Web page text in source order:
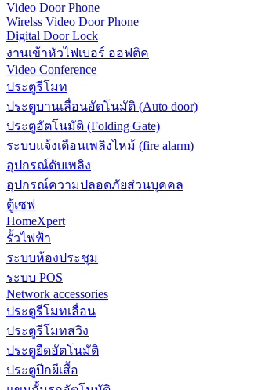
Video Door Phone
Wirelss Video Door Phone
Digital Door Lock
งานเข้าหัวไฟเบอร์ ออฟติค
Video Conference
ประตูรีโมท
ประตูบานเลื่อนอัตโนมัติ (Auto door)
ประตูอัตโนมัติ (Folding Gate)
ระบบแจ้งเตือนเพลิงไหม้ (fire alarm)
อุปกรณ์ดับเพลิง
อุปกรณ์ความปลอดภัยส่วนบุคคล
ตู้เซฟ
HomeXpert
รั้วไฟฟ้า
ระบบห้องประชุม
ระบบ POS
Network accessories
ประตูรีโมทเลื่อน
ประตูรีโมทสวิง
ประตูยืดอัตโนมัติ
ประตูปีกผีเสื้อ